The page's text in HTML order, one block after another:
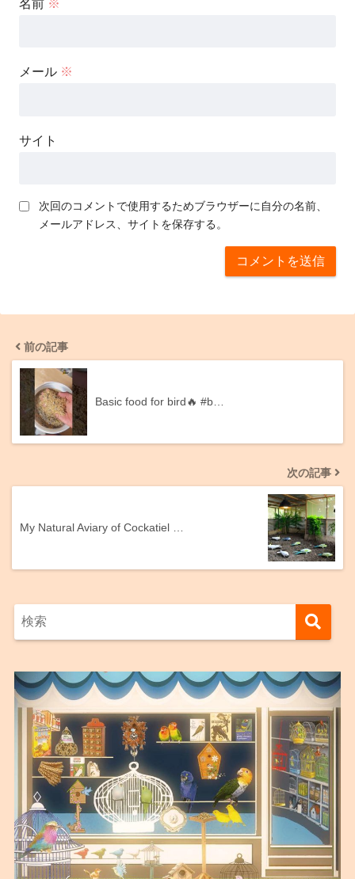
名前 ※
メール ※
サイト
次回のコメントで使用するためブラウザーに自分の名前、
メールアドレス、サイトを保存する。
前の記事
Basic food for bird🔥 #b…
次の記事
My Natural Aviary of Cockatiel …